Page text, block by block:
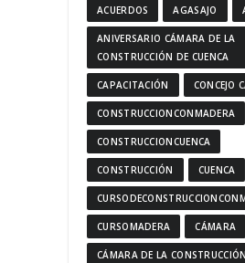
ACUERDOS AGASAJO
ANIVERSARIO CÁMARA DE LA
CONSTRUCCIÓN DE CUENCA
CAPACITACIÓN CONCEJO
CONSTRUCCIONCONMADERA
CONSTRUCCIONCUENCA
CONSTRUCCIÓN CUENCA
CURSOMADERA CÁMARA
CÁMARA DE LA CONSTRUCCIÓN